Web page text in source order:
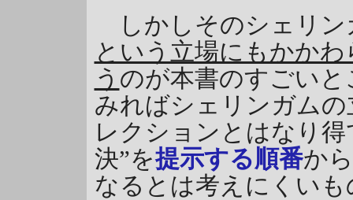
しかしそのシェリン
という立場にもかか
う のが本書のすごい
みればシェリンガム
レクションとはなり
決”を提示する順番か
なるとは考えにくい